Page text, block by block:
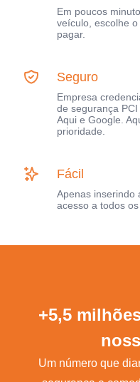
Em poucos
veículo, escolhe
pagar.
Seguro
Empresa
de segurança
Aqui e Google.
prioridade.
Fácil
Apenas inserindo
acesso a todos
+5,5
Um número que